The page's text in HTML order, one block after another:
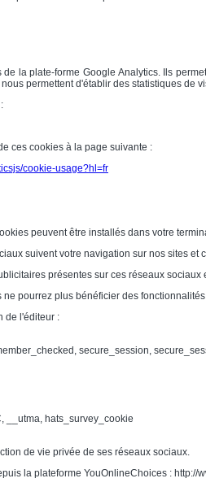
la plate-forme Google Analytics. Ils
permettent d'établir des statistiques
ces cookies à la page suivante :
cookie-usage?hl=fr
peuvent être installés dans votre
suivent votre navigation sur nos sites
présentes sur ces réseaux sociaux
pourrez plus bénéficier des
de l'éditeur :
secure_session,
__utma, hats_survey_cookie
de vie privée de ses réseaux sociaux.
la plateforme YouOnlineChoices : http://